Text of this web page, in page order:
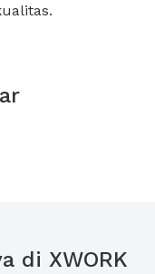
di XWORK